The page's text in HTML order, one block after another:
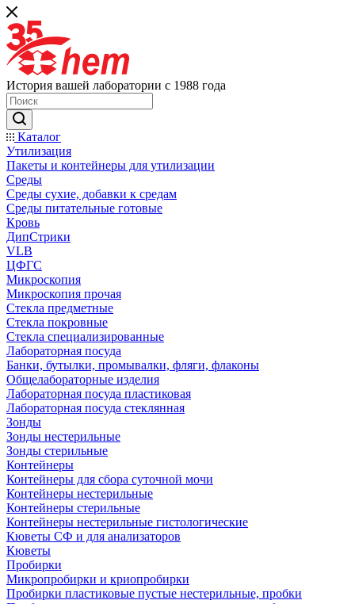
История вашей лаборатории с 1988 года
Каталог
Утилизация
Пакеты и контейнеры для утилизации
Среды
Среды сухие, добавки к средам
Среды питательные готовые
Кровь
ДипСтрики
VLB
ЦФГС
Микроскопия
Микроскопия прочая
Стекла предметные
Стекла покровные
Стекла специализированные
Лабораторная посуда
Банки, бутылки, промывалки, фляги, флаконы
Общелабораторные изделия
Лабораторная посуда пластиковая
Лабораторная посуда стеклянная
Зонды
Зонды нестерильные
Зонды стерильные
Контейнеры
Контейнеры для сбора суточной мочи
Контейнеры нестерильные
Контейнеры стерильные
Контейнеры нестерильные гистологические
Кюветы СФ и для анализаторов
Кюветы
Пробирки
Микропробирки и криопробирки
Пробирки пластиковые пустые нестерильные, пробки